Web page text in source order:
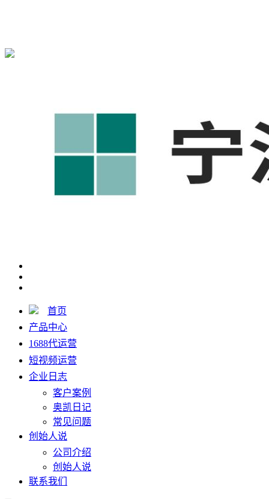
首页
产品中心
1688代运营
短视频运营
企业日志
客户案例
奥凯日记
常见问题
创始人说
公司介绍
创始人说
联系我们